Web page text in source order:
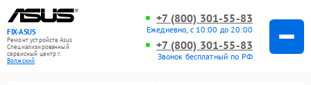
FIX-ASUS
Ремонт устройств Asus
Специализированный
cервисный центр г.
Волжский
+7 (800) 301-55-83
Ежедневно, с 10:00 до 20:00
+7 (800) 301-55-83
Звонок бесплатный по РФ